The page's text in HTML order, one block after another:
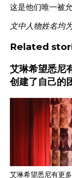
这是他们唯一被
文中人物姓名均
Related
艾琳希望悉尼
创建了自己的
艾琳希望悉尼有更